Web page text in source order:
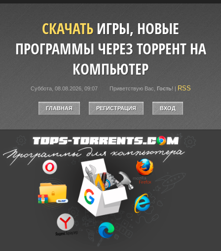
СКАЧАТЬИГРЫ, НОВЫЕ
ПРОГРАММЫ ЧЕРЕЗ ТОРРЕНТ НА
КОМПЬЮТЕР
Суббота, 08.08.2026, 09:07 Приветствую Вас Гость! | RSS
ГЛАВНАЯ РЕГИСТРАЦИЯ ВХОД